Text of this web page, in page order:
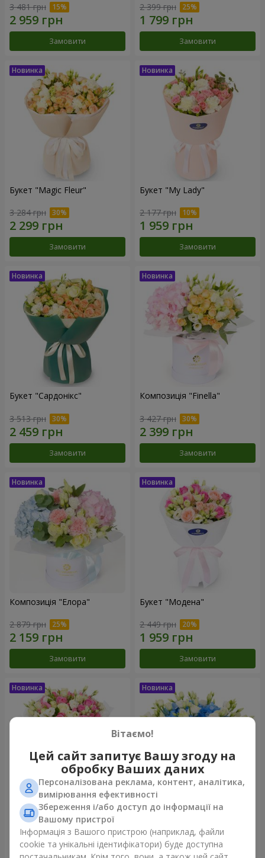
3 481 грн
Замовити
2 399 грн
Замовити
Букет "Magic Fleur"
3 284 грн
Замовити
Букет "My Lady"
2 177 грн
Замовити
Букет "Сардонікс"
3 513 грн
Замовити
Композиція "Finella"
3 427 грн
Замовити
Композиція "Елора"
2 879 грн
Замовити
Букет "Модена"
2 449 грн
Замовити
Букет "Piedmont"
5 465 грн
Композиція "Сільвія"
3 513 грн
Вітаємо!
Цей сайт запитує Вашу згоду на
обробку Ваших даних
Персоналізована реклама, контент, аналітика,
вимірювання ефективності
Збереження і/або доступ до інформації на
Вашому пристрої
Інформація з Вашого пристрою (наприклад, файли
cookie та унікальні ідентифікатори) буде доступна